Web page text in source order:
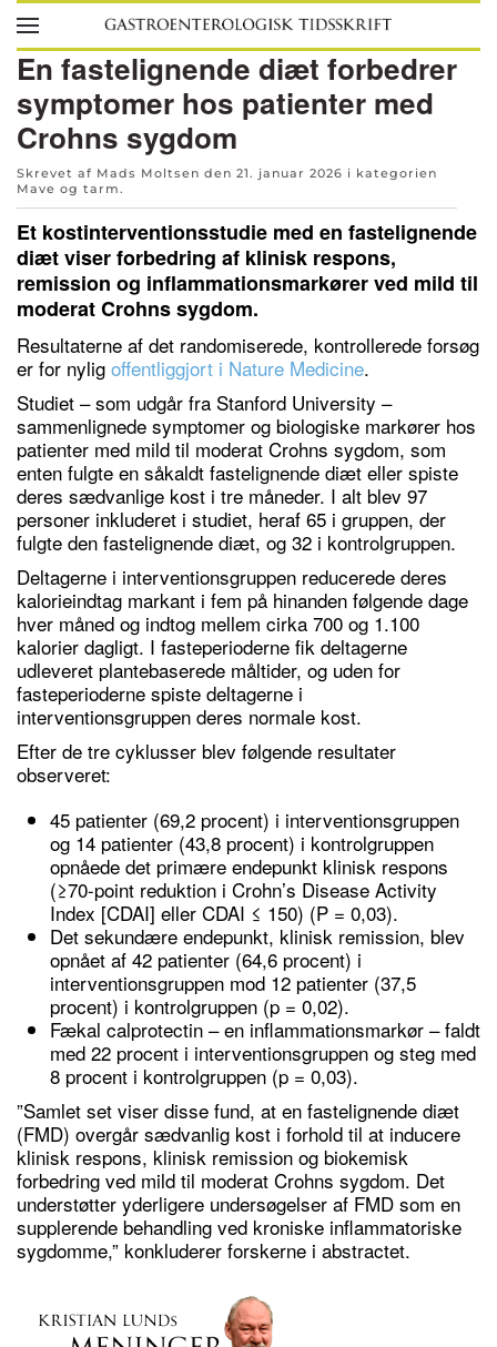
Skip to main content
En fastelignende diæt forbedrer
symptomer hos patienter med
Crohns sygdom
Skrevet af Mads Moltsen den 21. januar 2026 i kategorien
Mave og tarm.
Et kostinterventionsstudie med en fastelignende
diæt viser forbedring af klinisk respons,
remission og inflammationsmarkører ved mild til
moderat Crohns sygdom.
Resultaterne af det randomiserede, kontrollerede forsøg
er for nylig offentliggjort i Nature Medicine.
Studiet – som udgår fra Stanford University –
sammenlignede symptomer og biologiske markører hos
patienter med mild til moderat Crohns sygdom, som
enten fulgte en såkaldt fastelignende diæt eller spiste
deres sædvanlige kost i tre måneder. I alt blev 97
personer inkluderet i studiet, heraf 65 i gruppen, der
fulgte den fastelignende diæt, og 32 i kontrolgruppen.
Deltagerne i interventionsgruppen reducerede deres
kalorieindtag markant i fem på hinanden følgende dage
hver måned og indtog mellem cirka 700 og 1.100
kalorier dagligt. I fasteperioderne fik deltagerne
udleveret plantebaserede måltider, og uden for
fasteperioderne spiste deltagerne i
interventionsgruppen deres normale kost.
Efter de tre cyklusser blev følgende resultater
observeret:
45 patienter (69,2 procent) i interventionsgruppen
og 14 patienter (43,8 procent) i kontrolgruppen
opnåede det primære endepunkt klinisk respons
(≥70-point reduktion i Crohn’s Disease Activity
Index [CDAI] eller CDAI ≤ 150) (P = 0,03).
Det sekundære endepunkt, klinisk remission, blev
opnået af 42 patienter (64,6 procent) i
interventionsgruppen mod 12 patienter (37,5
procent) i kontrolgruppen (p = 0,02).
Fækal calprotectin – en inflammationsmarkør – faldt
med 22 procent i interventionsgruppen og steg med
8 procent i kontrolgruppen (p = 0,03).
”Samlet set viser disse fund, at en fastelignende diæt
(FMD) overgår sædvanlig kost i forhold til at inducere
klinisk respons, klinisk remission og biokemisk
forbedring ved mild til moderat Crohns sygdom. Det
understøtter yderligere undersøgelser af FMD som en
supplerende behandling ved kroniske inflammatoriske
sygdomme,” konkluderer forskerne i abstractet.